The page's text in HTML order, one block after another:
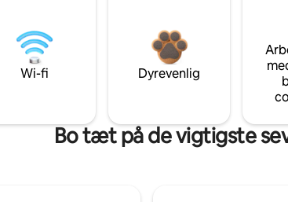
Wi-fi Dyrevenlig
Bo tæt på de vigtigste